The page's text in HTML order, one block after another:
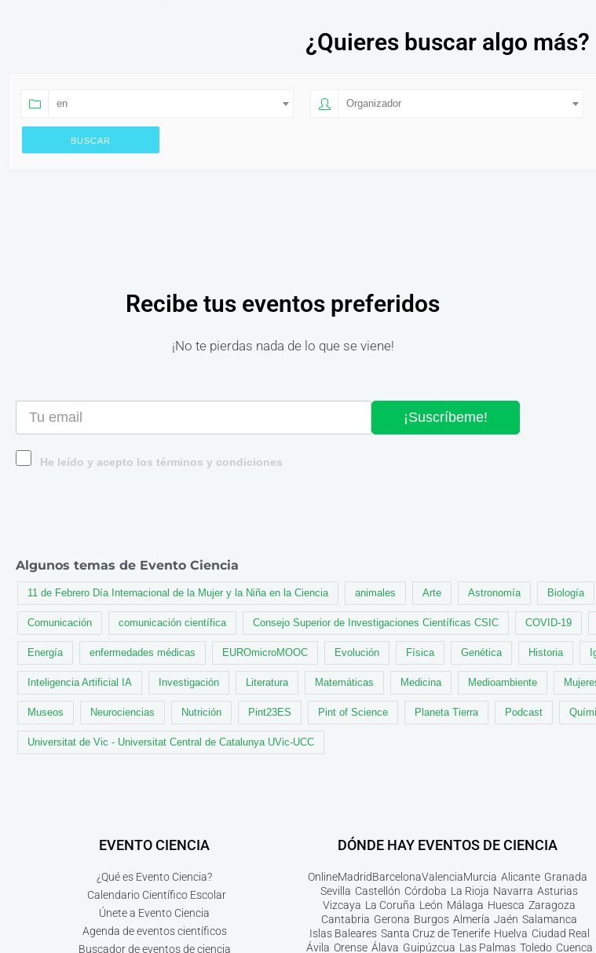
¿Quieres buscar algo más?
en Organizador
Recibe tus eventos preferidos
¡No te pierdas nada de lo que se viene!
¡Suscríbeme!
He leído y acepto los términos y condiciones
Algunos temas de Evento Ciencia
11 de Febrero Día Internacional de la Mujer y la Niña en la Ciencia animales Arte Astronomía Biología
Comunicación comunicación científica Consejo Superior de Investigaciones Científicas CSIC COVID-19
Energía enfermedades médicas EUROmicroMOOC Evolución Física Genética Historia
Inteligencia Artificial IA Investigación Literatura Matemáticas Medicina Medioambiente
Museos Neurociencias Nutrición Pint23ES Pint of Science Planeta Tierra Podcast
Universitat de Vic - Universitat Central de Catalunya UVic-UCC
EVENTO CIENCIA
¿Qué es Evento Ciencia?
Calendario Científico Escolar
Únete a Evento Ciencia
Agenda de eventos científicos
Buscador de eventos de ciencia
DÓNDE HAY EVENTOS DE CIENCIA
OnlineMadridBarcelonaValenciaMurcia Alicante Granada
Sevilla Castellón Córdoba La Rioja Navarra Asturias
Vizcaya La Coruña León Málaga Huesca Zaragoza
Cantabria Gerona Burgos Almería Jaén Salamanca
Islas Baleares Santa Cruz de Tenerife Huelva Ciudad Real
Ávila Orense Álava Guipúzcua Las Palmas Toledo Cuenca